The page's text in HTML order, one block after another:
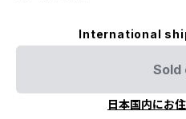
International
Sold
日本国内にお